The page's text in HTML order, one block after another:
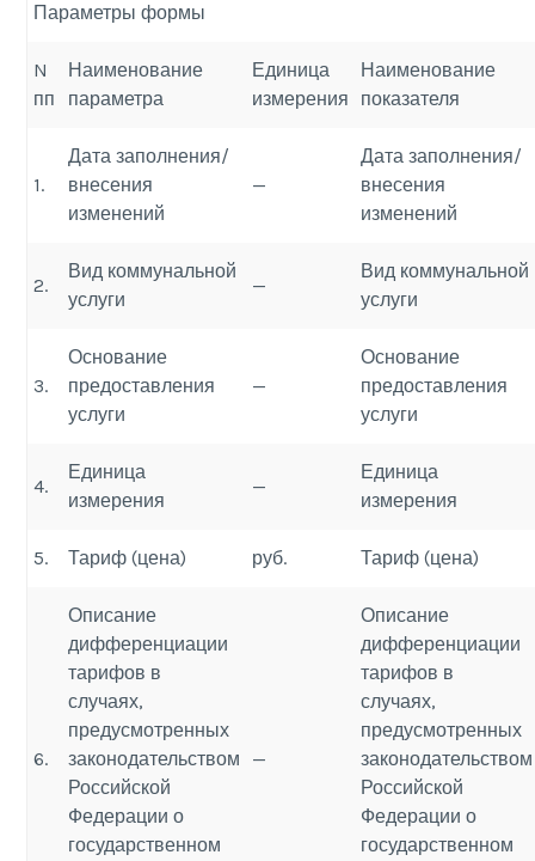
Параметры формы
N
пп
Наименование
параметра
Единица
измерения
Наименование
показателя
1.
Дата заполнения/
внесения
изменений
—
Дата заполнения/
внесения
изменений
2.
Вид коммунальной
услуги
—
Вид коммунальной
услуги
3.
Основание
предоставления
услуги
—
Основание
предоставления
услуги
4.
Единица
измерения
—
Единица
измерения
5. Тариф (цена) руб. Тариф (цена)
6.
Описание
дифференциации
тарифов в
случаях,
предусмотренных
законодательством
Российской
Федерации о
государственном
—
Описание
дифференциации
тарифов в
случаях,
предусмотренных
законодательством
Российской
Федерации о
государственном